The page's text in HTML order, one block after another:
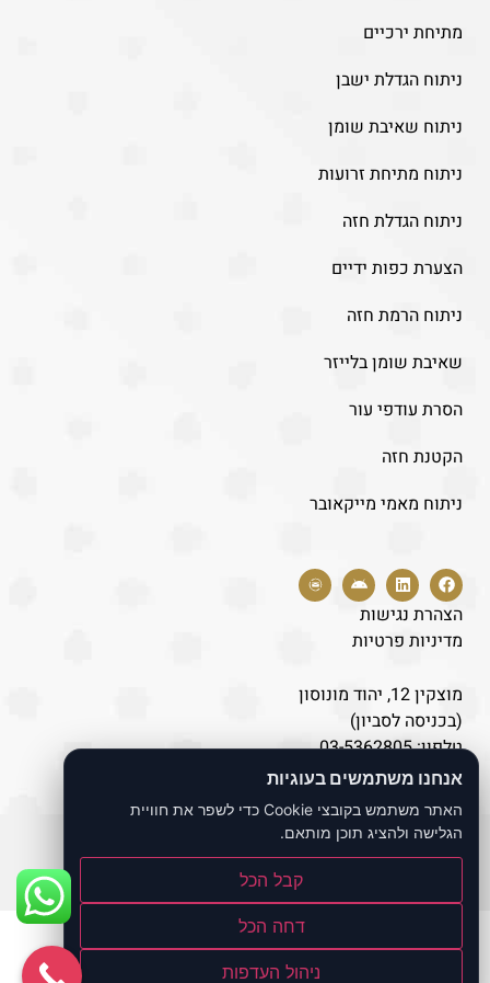
מתיחת ירכיים
ניתוח הגדלת ישבן
ניתוח שאיבת שומן
ניתוח מתיחת זרועות
ניתוח הגדלת חזה
הצערת כפות ידיים
ניתוח הרמת חזה
שאיבת שומן בלייזר
הסרת עודפי עור
הקטנת חזה
ניתוח מאמי מייקאובר
הצהרת נגישות
מדיניות פרטיות
מוצקין 12, יהוד מונוסון
(בכניסה לסביון)
טלפון:03-5362805
נייד:077-8043446
כל הזכויות שמורות לאתר ד"ר לוי אברהם
Build byBernoli
אנחנו משתמשים בעוגיות
האתר משתמש בקובצי Cookie כדי לשפר את חוויית
הגלישה ולהציג תוכן מותאם.
קבל הכל
דחה הכל
ניהול העדפות